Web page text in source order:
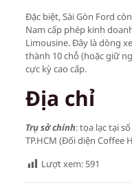
Đặc biệt, Sài Gòn Ford
Nam cấp phép kinh
Limousine. Đây là dòng
thành 10 chỗ (hoặc giữ
cực kỳ cao cấp.
Địa chỉ
Trụ sở chính: tọa lạc tại
TP.HCM (Đối diện Coffee
Lượt xem: 591